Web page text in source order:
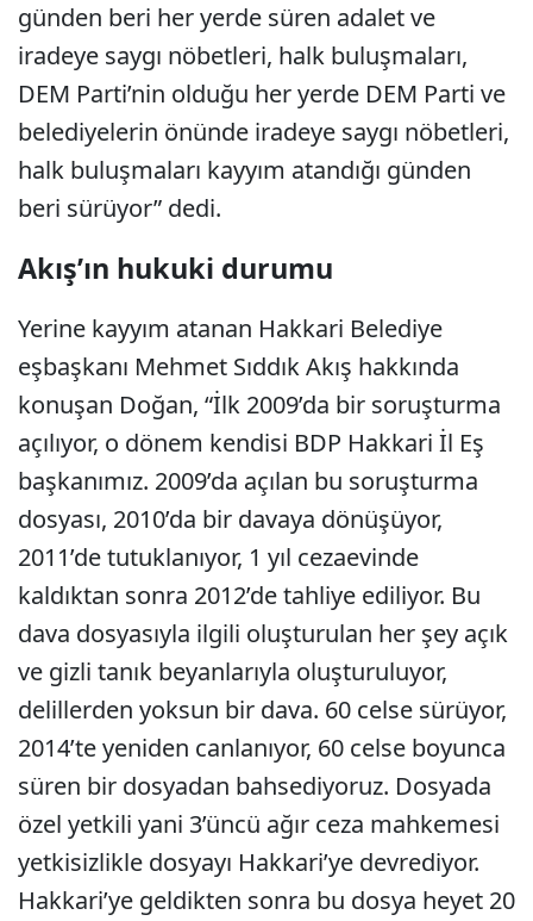
günden beri her yerde süren adalet ve
iradeye saygı nöbetleri, halk buluşmaları,
DEM Parti’nin olduğu her yerde DEM Parti ve
belediyelerin önünde iradeye saygı nöbetleri,
halk buluşmaları kayyım atandığı günden
beri sürüyor” dedi.
Akış’ın hukuki durumu
Yerine kayyım atanan Hakkari Belediye
eşbaşkanı Mehmet Sıddık Akış hakkında
konuşan Doğan, “İlk 2009’da bir soruşturma
açılıyor, o dönem kendisi BDP Hakkari İl Eş
başkanımız. 2009’da açılan bu soruşturma
dosyası, 2010’da bir davaya dönüşüyor,
2011’de tutuklanıyor, 1 yıl cezaevinde
kaldıktan sonra 2012’de tahliye ediliyor. Bu
dava dosyasıyla ilgili oluşturulan her şey açık
ve gizli tanık beyanlarıyla oluşturuluyor,
delillerden yoksun bir dava. 60 celse sürüyor,
2014’te yeniden canlanıyor, 60 celse boyunca
süren bir dosyadan bahsediyoruz. Dosyada
özel yetkili yani 3’üncü ağır ceza mahkemesi
yetkisizlikle dosyayı Hakkari’ye devrediyor.
Hakkari’ye geldikten sonra bu dosya heyet 20